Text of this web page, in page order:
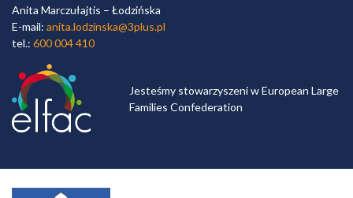
Anita Marczułajtis – Łodzińska
E-mail: anita.lodzinska@3plus.pl
tel.: 600 004 410
Jesteśmy stowarzyszeni w European Large
Families Confederation